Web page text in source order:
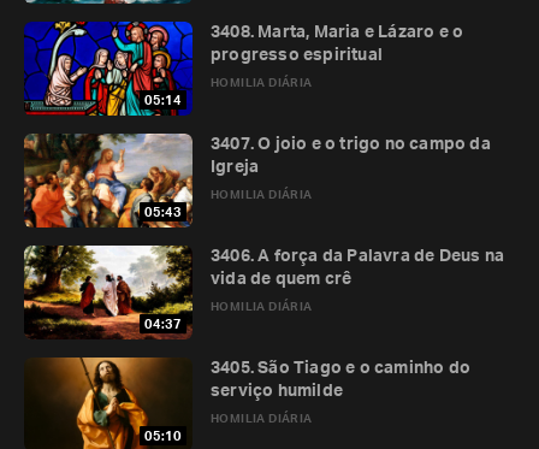
05:14
HOMILIA DIÁRIA
3408. Marta, Maria e Lázaro e o
progresso espiritual
05:43
HOMILIA DIÁRIA
3407. O joio e o trigo no campo da
Igreja
04:37
HOMILIA DIÁRIA
3406. A força da Palavra de Deus na
vida de quem crê
05:10
HOMILIA DIÁRIA
3405. São Tiago e o caminho do
serviço humilde